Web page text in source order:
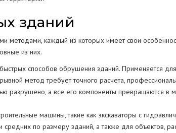
зданий
каждый из которых имеет свои
из них.
способов обрушения зданий. Применяется
метод требует точного расчета,
разрушено, а все его компоненты превращаются в
машины, такие как экскаваторы с
по размеру зданий, а также для объектов,